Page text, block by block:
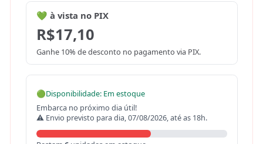
💚 à vista no PIX
R$17,10
Ganhe 10% de desconto no pagamento via PIX.
🟢Disponibilidade: Em estoque
Embarca no próximo dia útil!
⚠ Envio previsto para dia, 07/08/2026, até as 18h.